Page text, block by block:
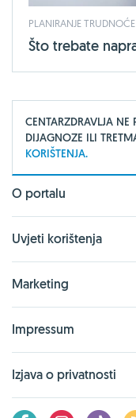
PLANIRANJE TRUDNOĆE
Što trebate
CENTARZDRAVLJA NE
DIJAGNOZE ILI
KORIŠTENJA.
O portalu
Uvjeti korištenja
Marketing
Impressum
Izjava o privatnosti